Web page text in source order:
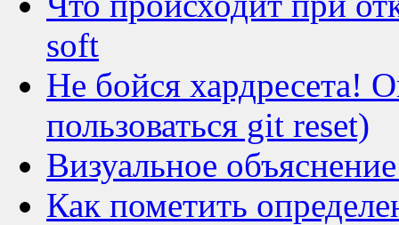
soft
Не бойся хардресета!
пользоваться git reset)
Визуальное
Как пометить